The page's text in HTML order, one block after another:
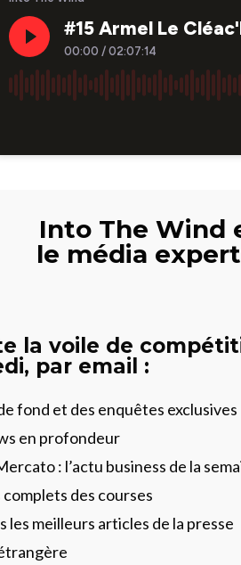
Into The Wind
le média
la voile de
par email :
fond et des enquêtes exclusives
en profondeur
: l’actu business de la
des courses
les meilleurs articles de la presse